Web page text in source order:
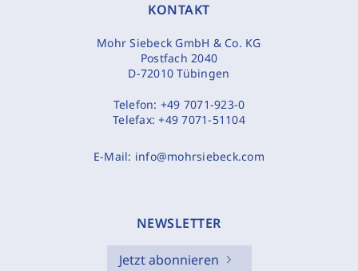
KONTAKT
Mohr Siebeck GmbH & Co. KG
Postfach 2040
D-72010 Tübingen
Telefon: +49 7071-923-0
Telefax:+49 7071-51104
E-Mail: info@mohrsiebeck.com
NEWSLETTER
Jetzt abonnieren